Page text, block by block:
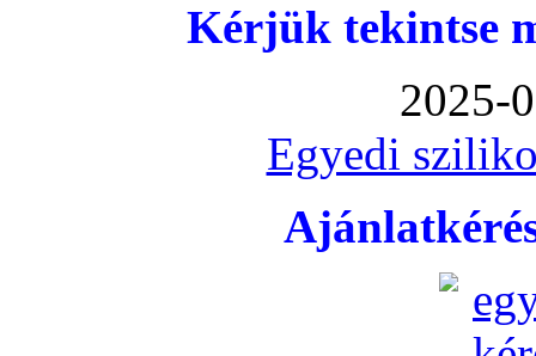
Kérjük tekintse
2025-
Egyedi